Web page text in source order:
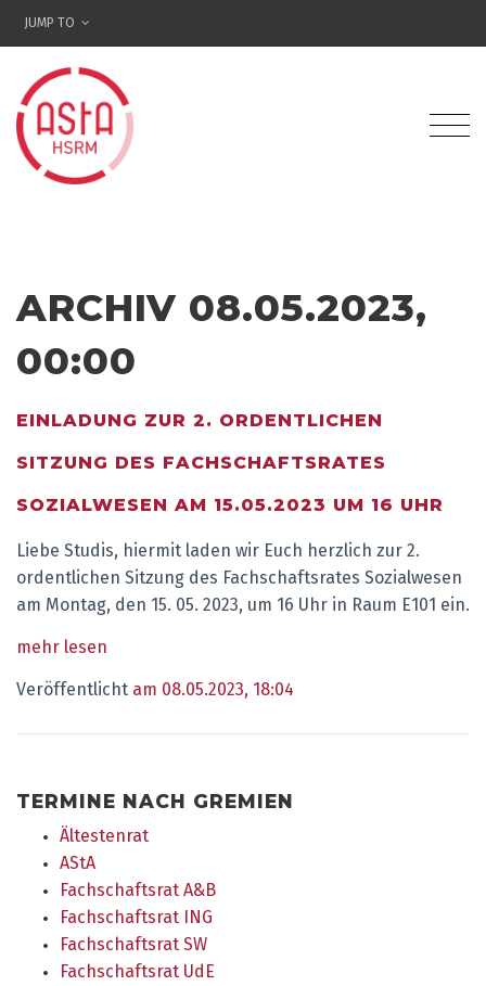
JUMP TO
ARCHIV 08.05.2023,
00:00
EINLADUNG ZUR 2. ORDENTLICHEN
SITZUNG DES FACHSCHAFTSRATES
SOZIALWESEN AM 15.05.2023 UM 16 UHR
Liebe Studis, hiermit laden wir Euch herzlich zur 2.
ordentlichen Sitzung des Fachschaftsrates Sozialwesen
am Montag, den 15. 05. 2023, um 16 Uhr in Raum E101 ein.
mehr lesen
Veröffentlicht am 08.05.2023, 18:04
TERMINE NACH GREMIEN
Ältestenrat
AStA
Fachschaftsrat A&B
Fachschaftsrat ING
Fachschaftsrat SW
Fachschaftsrat UdE